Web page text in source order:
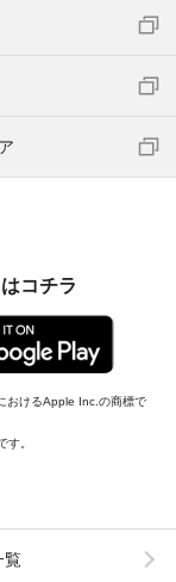
コチラ
おけるApple Inc.の商標で
。
覧